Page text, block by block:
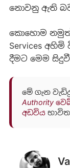
නොවනු ඇති
කොහොම නමුත්
Services
දීමට මෙම
මේ ගැන
Authority
අඩවිය